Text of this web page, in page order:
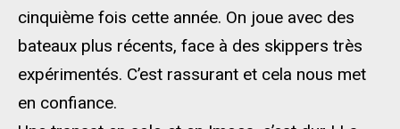
cinquième fois cette année. On joue avec des
bateaux plus récents, face à des skippers très
expérimentés. C’est rassurant et cela nous met
en confiance.